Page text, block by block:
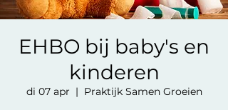
EHBO bij baby's en
kinderen
di 07 apr
  |
Praktijk Samen Groeien